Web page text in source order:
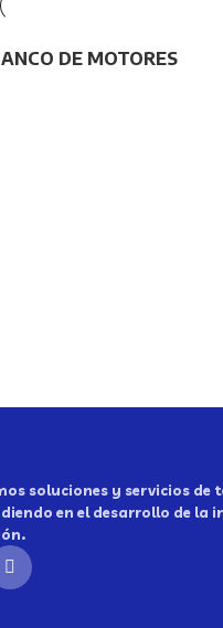
DE MOTORES
soluciones y servicios de
en el desarrollo de la